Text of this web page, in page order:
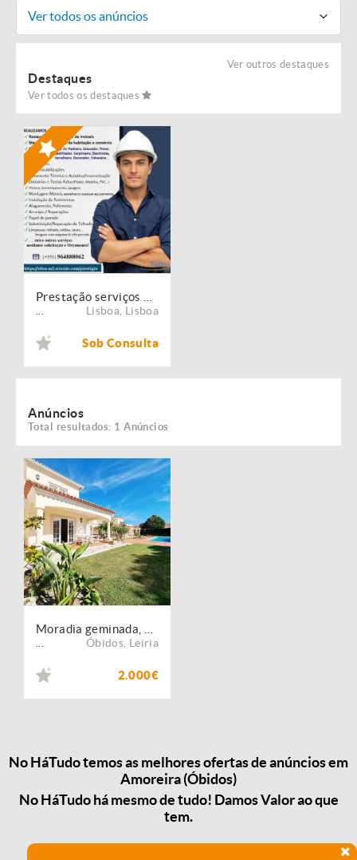
Ver todos os anúncios
Ver outros destaques
Destaques
Ver todos os destaques
Lisboa Lisboa
Sob Consulta
Anúncios
Total resultados: 1 Anúncios
Óbidos Leiria
2.000€
No HáTudo temos as melhores ofertas de anúncios em
Amoreira (Óbidos)
No HáTudo há mesmo de tudo! Damos Valor ao que
tem.